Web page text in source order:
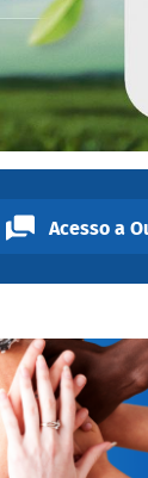
Acesso a